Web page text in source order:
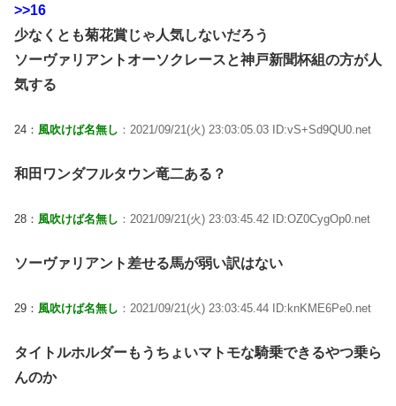
>>16
少なくとも菊花賞じゃ人気しないだろう
ソーヴァリアントオーソクレースと神戸新聞杯組の方が人
気する
24： 風吹けば名無し ：2021/09/21(火) 23:03:05.03 ID:vS+Sd9QU0.net
和田ワンダフルタウン竜二ある？
28： 風吹けば名無し ：2021/09/21(火) 23:03:45.42 ID:OZ0CygOp0.net
ソーヴァリアント差せる馬が弱い訳はない
29： 風吹けば名無し ：2021/09/21(火) 23:03:45.44 ID:knKME6Pe0.net
タイトルホルダーもうちょいマトモな騎乗できるやつ乗ら
んのか